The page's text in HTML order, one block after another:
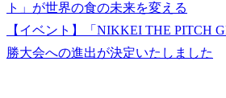
ト」が世界の食の未来を変える
【イベント】「NIKKEI THE PITCH
勝大会への進出が決定いたしました